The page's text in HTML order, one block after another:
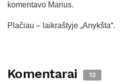
komentavo Marius.
Plačiau – laikraštyje „Anykšta“.
Komentarai 12